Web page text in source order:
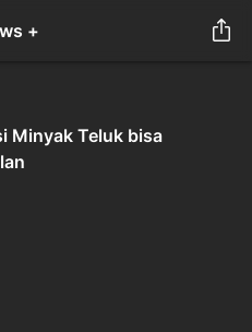
+
Minyak Teluk bisa